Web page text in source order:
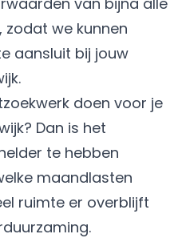
zodat we kunnen
aansluit bij jouw
doen voor je
Dan is het
te hebben
maandlasten
ruimte er overblijft